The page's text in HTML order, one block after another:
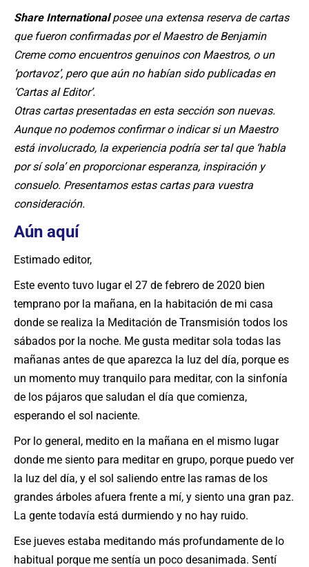
Share Internationalposee una extensa reserva de cartas
que fueron confirmadas por el Maestro de Benjamin
Creme como encuentros genuinos con Maestros, o un
‘portavoz’, pero que aún no habían sido publicadas en
‘Cartas al Editor’.
Otras cartas presentadas en esta sección son nuevas.
Aunque no podemos confirmar o indicar si un Maestro
está involucrado, la experiencia podría ser tal que ‘habla
por sí sola’ en proporcionar esperanza, inspiración y
consuelo. Presentamos estas cartas para vuestra
consideración.
Aún aquí
Estimado editor,
Este evento tuvo lugar el 27 de febrero de 2020 bien
temprano por la mañana, en la habitación de mi casa
donde se realiza la Meditación de Transmisión todos los
sábados por la noche. Me gusta meditar sola todas las
mañanas antes de que aparezca la luz del día, porque es
un momento muy tranquilo para meditar, con la sinfonía
de los pájaros que saludan el día que comienza,
esperando el sol naciente.
Por lo general, medito en la mañana en el mismo lugar
donde me siento para meditar en grupo, porque puedo ver
la luz del día, y el sol saliendo entre las ramas de los
grandes árboles afuera frente a mí, y siento una gran paz.
La gente todavía está durmiendo y no hay ruido.
Ese jueves estaba meditando más profundamente de lo
habitual porque me sentía un poco desanimada. Sentí